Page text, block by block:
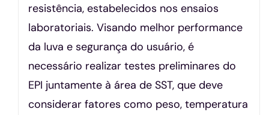
resistência, estabelecidos nos ensaios
laboratoriais. Visando melhor performance
da luva e segurança do usuário, é
necessário realizar testes preliminares do
EPI juntamente à área de SST, que deve
considerar fatores como peso, temperatura